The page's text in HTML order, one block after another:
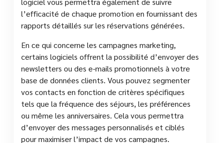
l’efficacité de chaque promotion en fournissant des
rapports détaillés sur les réservations générées.
En ce qui concerne les campagnes marketing,
certains logiciels offrent la possibilité d’envoyer des
newsletters ou des e-mails promotionnels à votre
base de données clients. Vous pouvez segmenter
vos contacts en fonction de critères spécifiques
tels que la fréquence des séjours, les préférences
ou même les anniversaires. Cela vous permettra
d’envoyer des messages personnalisés et ciblés
pour maximiser l’impact de vos campagnes.